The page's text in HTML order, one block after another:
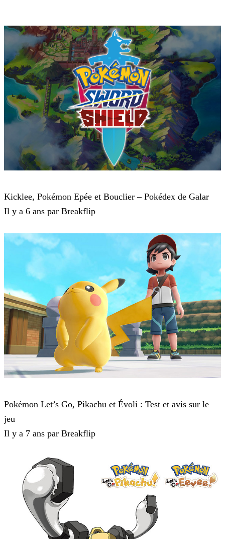
Kicklee, Pokémon Epée et Bouclier – Pokédex de Galar
Il y a 6 ans par Breakflip
Pokémon Let’s Go, Pikachu et Évoli : Test et avis sur le
jeu
Il y a 7 ans par Breakflip